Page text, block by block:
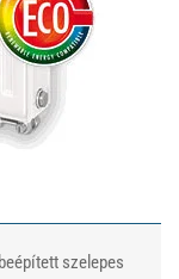
szelepes